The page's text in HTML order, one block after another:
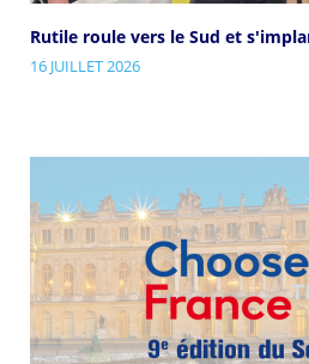
Rutile roule vers le Sud et
16 JUILLET 2026